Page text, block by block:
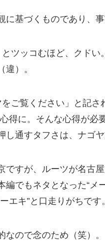
に基づくものであり、
ツッコむほど、クド
違）。
ご覧ください」と記さ
得に。そんな心得が必
通すタフさは、ナゴ
ですが、ルーツが名古
でもネタとなった“メ
エキ”と口走りがちです
ので念のため（笑）。